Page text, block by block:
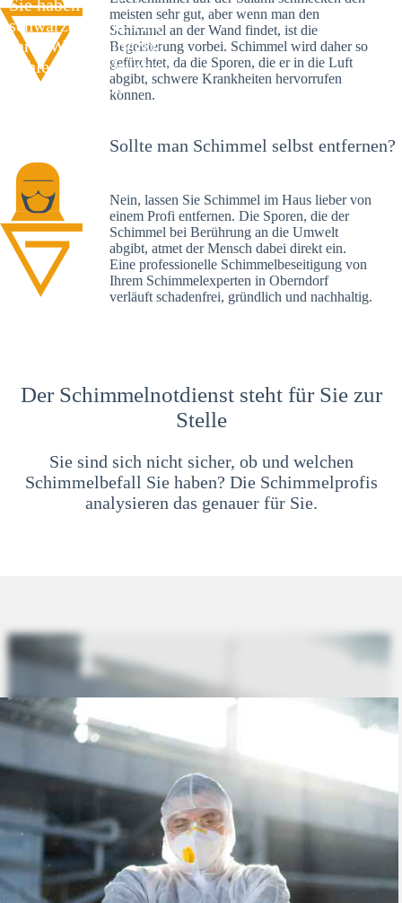
Sie haben kürzlich
schwarze Flecken an
Ihrer Wand entdeckt?
Schlechte Nachrichten:
Sie haben einen
meisten sehr gut, aber wenn man den
Schimmel an der Wand findet, ist die
Begeisterung vorbei. Schimmel wird daher so
gefürchtet, da die Sporen, die er in die Luft
abgibt, schwere Krankheiten hervorrufen
können.
Sollte man Schimmel selbst entfernen?
Nein, lassen Sie Schimmel im Haus lieber von
einem Profi entfernen. Die Sporen, die der
Schimmel bei Berührung an die Umwelt
abgibt, atmet der Mensch dabei direkt ein.
Eine professionelle Schimmelbeseitigung von
Ihrem Schimmelexperten in Oberndorf
verläuft schadenfrei, gründlich und nachhaltig.
Der Schimmelnotdienst steht für Sie zur
Stelle
Sie sind sich nicht sicher, ob und welchen
Schimmelbefall Sie haben? Die Schimmelprofis
analysieren das genauer für Sie.